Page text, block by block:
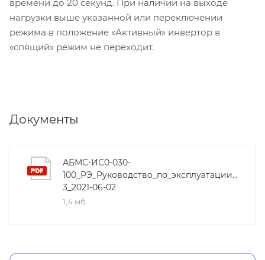
времени до 20 секунд. При наличии на выходе
нагрузки выше указанной или переключении
режима в положение «Активный» инвертор в
«спящий» режим не переходит.
Документы
АБМС-ИС0-030-
3_2021-06-02
1,4 мб